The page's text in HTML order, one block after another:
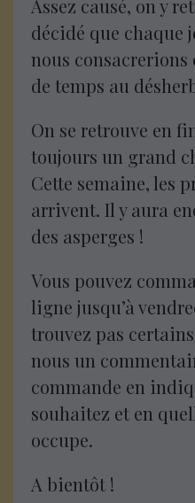
Assez causé, on y
décidé que chaque
nous
de temps au
On se retrouve en
toujours un grand
Cette semaine, les
arrivent. Il y aura
des asperges !
Vous pouvez
ligne jusqu’à
trouvez pas
nous un
commande en
souhaitez et en
occupe.
A bientôt !